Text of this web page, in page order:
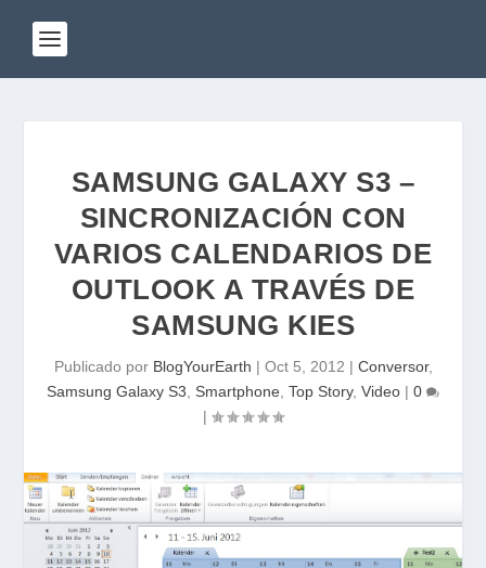
SAMSUNG GALAXY S3 –
SINCRONIZACIÓN CON
VARIOS CALENDARIOS DE
OUTLOOK A TRAVÉS DE
SAMSUNG KIES
Publicado por BlogYourEarth | Oct 5, 2012 | Conversor,
Samsung Galaxy S3
Smartphone Top Story, Video | 0
|